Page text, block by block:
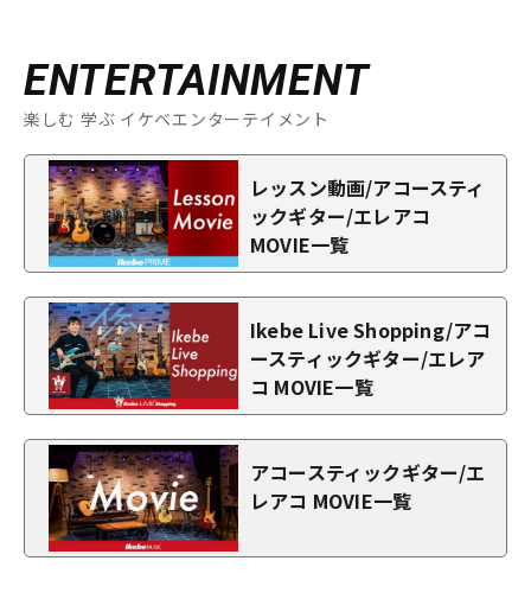
ENTERTAINMENT
楽しむ 学ぶ イケベエンターテイメント
レッスン動画/アコースティ
ックギター/エレアコ
MOVIE一覧
Ikebe Live Shopping/アコ
ースティックギター/エレア
コ MOVIE一覧
アコースティックギター/エ
レアコ MOVIE一覧